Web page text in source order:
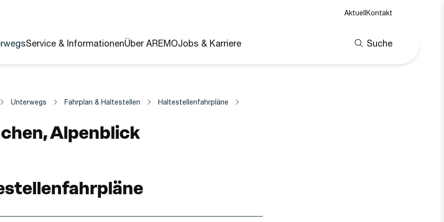
Service & InformationenÜber AREMOJobs & Karriere Suche
AktuellKontakt
Unterwegs Fahrplan & Haltestellen Haltestellenfahrpläne
Alpenblick